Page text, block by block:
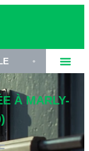
SERRURERIE
À MARLY-